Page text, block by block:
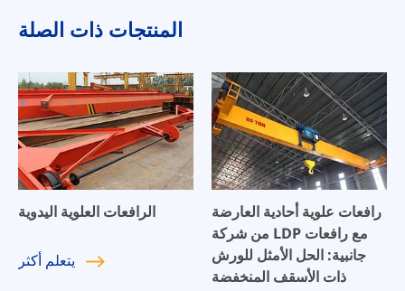
المنتجات ذات الصلة
الرافعات العلوية اليدوية
يتعلمأكثر
رافعات علوية أحادية العارضة
من شركة LDP مع رافعات
جانبية: الحل الأمثل للورش
ذات الأسقف المنخفضة